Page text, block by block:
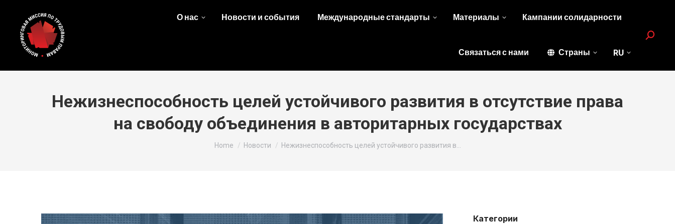
О нас Новости и события Международные стандарты Материалы Кампании солидарности
Связаться с нами Страны RU
Search:
Нежизнеспособность целей устойчивого развития в отсутствие права
на свободу объединения в авторитарных государствах
You are here:
Home Новости Нежизнеспособность целей устойчивого развития в…
Категории